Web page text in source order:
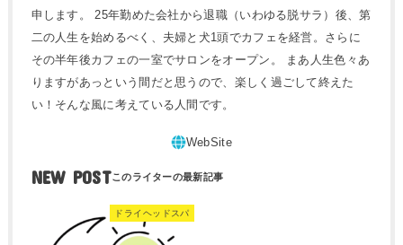
申します。 25年勤めた会社から退職（いわゆる脱サラ）後、第
二の人生を始めるべく、夫婦と犬1頭でカフェを経営。さらに
その半年後カフェの一室でサロンをオープン。 まあ人生色々あ
りますがあっという間だと思うので、楽しく過ごして終えた
い！そんな風に考えている人間です。
NEW POST
ドライヘッドスパ